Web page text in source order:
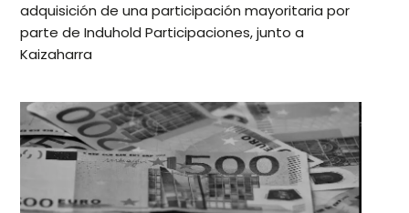
adquisición de una participación mayoritaria por
parte de Induhold Participaciones, junto a
Kaizaharra